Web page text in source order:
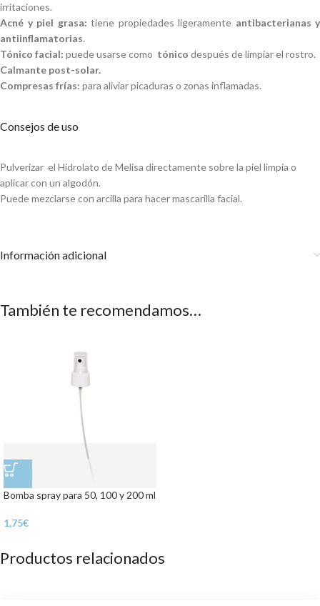
irritaciones.
Acné y piel grasa: tiene propiedades ligeramente antibacterianas y
antiinflamatorias.
Tónico facial: puede usarse como tónico después de limpiar el rostro.
Calmante post-solar.
Compresas frías: para aliviar picaduras o zonas inflamadas.
Consejos de uso
Pulverizar el Hidrolato de Melisa directamente sobre la piel limpia o
aplicar con un algodón.
Puede mezclarse con arcilla para hacer mascarilla facial.
Información adicional
También te recomendamos…
Bomba spray para 50, 100 y 200 ml
1,75€
Productos relacionados